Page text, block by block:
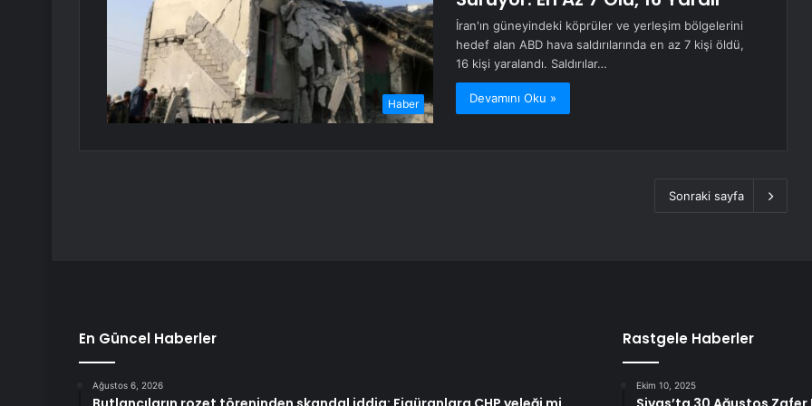
Haber
İran'ın güneyindeki köprüler ve yerleşim bölgelerini
hedef alan ABD hava saldırılarında en az 7 kişi öldü,
16 kişi yaralandı. Saldırılar…
Devamını Oku »
Sonraki sayfa
En Güncel Haberler
Ağustos 6, 2026
Rastgele Haberler
Ekim 10, 2025